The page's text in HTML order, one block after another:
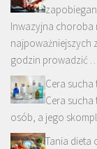
Inwazyjna choroba
najpoważniejszych
godzin prowadzić
Cera
Cera
osób, a jego
Tania dieta